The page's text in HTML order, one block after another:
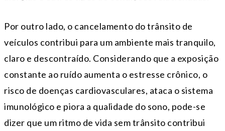
Por outro lado, o cancelamento do trânsito de
veículos contribui para um ambiente mais tranquilo,
claro e descontraído. Considerando que a exposição
constante ao ruído aumenta o estresse crônico, o
risco de doenças cardiovasculares, ataca o sistema
imunológico e piora a qualidade do sono, pode-se
dizer que um ritmo de vida sem trânsito contribui